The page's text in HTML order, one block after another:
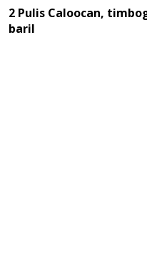
2 Pulis Caloocan,
baril